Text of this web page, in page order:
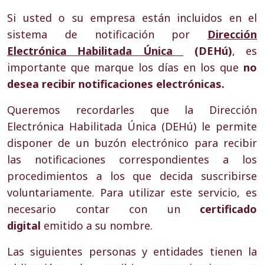
Si usted o su empresa están incluidos en el
sistema de notificación por Dirección
Electrónica Habilitada Única
(DEHú), es
importante que marque los días en los que no
desea recibir notificaciones electrónicas.
Queremos recordarles que la Dirección
Electrónica Habilitada Única (DEHú) le permite
disponer de un buzón electrónico para recibir
las notificaciones correspondientes a los
procedimientos a los que decida suscribirse
voluntariamente. Para utilizar este servicio, es
necesario contar con un certificado
digital emitido a su nombre.
Las siguientes personas y entidades tienen la